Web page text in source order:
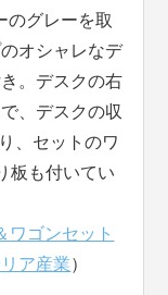
のグレーを取
オシャレなデ
。デスクの右
、デスクの収
、セットのワ
板も付いてい
ワゴンセット
ア産業）